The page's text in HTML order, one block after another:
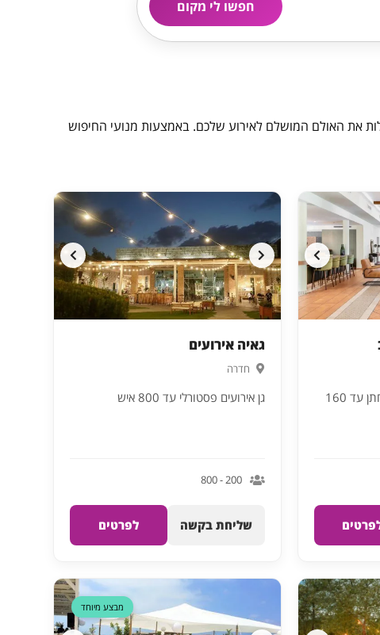
חפשו לי מקום
את האולם המושלם לאירוע שלכם. באמצעות מנועי החיפוש
בית מלון לאירועים ושבתות חתן עד 160
גאיה אירועים
חדרה
גן אירועים פסטורלי עד 800 איש
200 - 800
שליחת בקשה לפרטים
מבצע מיוחד